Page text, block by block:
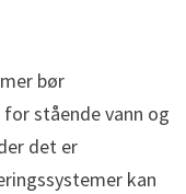
bør
stående vann og
det er
kan